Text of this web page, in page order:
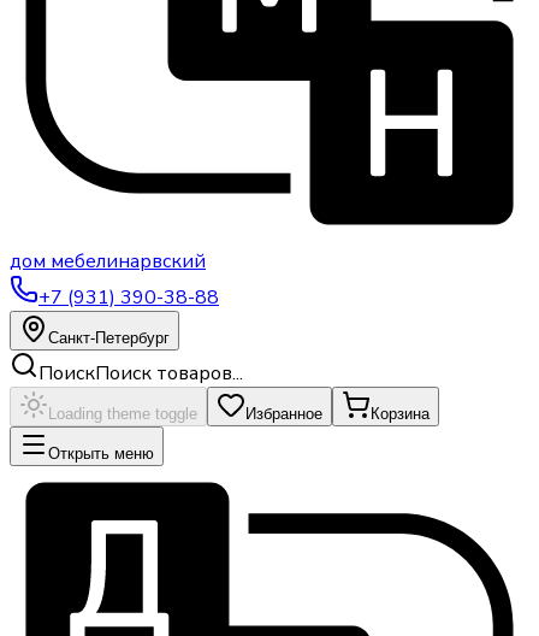
дом мебелинарвский
+7 (931) 390-38-88
Санкт-Петербург
ПоискПоиск товаров...
Loading theme toggle Избранное Корзина
Открыть меню